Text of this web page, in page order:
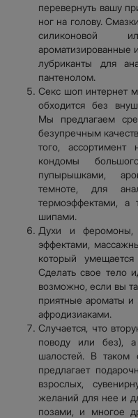
перевернуть вашу
ног на голову.
силиконовой
ароматизированные
лубриканты для
пантенолом.
Секс шоп интернет
обходится без
Мы предлагаем
безупречным
того,
кондомы
пупырышками,
темноте, для
термоэффектами, а
шипами.
Духи и
эффектами,
который
Сделать свое тело
возможно, если вы
приятные ароматы и
афродизиаками.
Случается, что
поводу или без),
шалостей. В таком
предлагает
взрослых,
желаний для нее и
позами, и многое